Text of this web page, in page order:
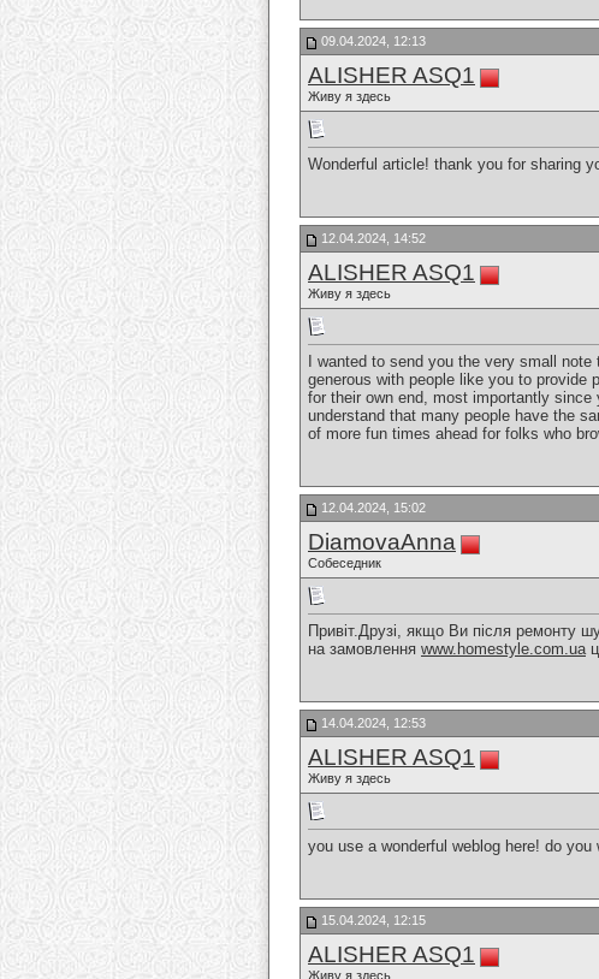
09.04.2024, 12:13
ALISHER ASQ1
Живу я здесь
Wonderful article! thank you for sharing
12.04.2024, 14:52
ALISHER ASQ1
Живу я здесь
I wanted to send you the very small
generous with people like you to provide
for their own end, most importantly
understand that many people have the
of more fun times ahead for folks who
12.04.2024, 15:02
DiamovaAnna
Собеседник
Привіт.Друзі, якщо Ви після ремонту
на замовлення www.homestyle.com.ua
14.04.2024, 12:53
ALISHER ASQ1
Живу я здесь
you use a wonderful weblog here! do
15.04.2024, 12:15
ALISHER ASQ1
Живу я здесь